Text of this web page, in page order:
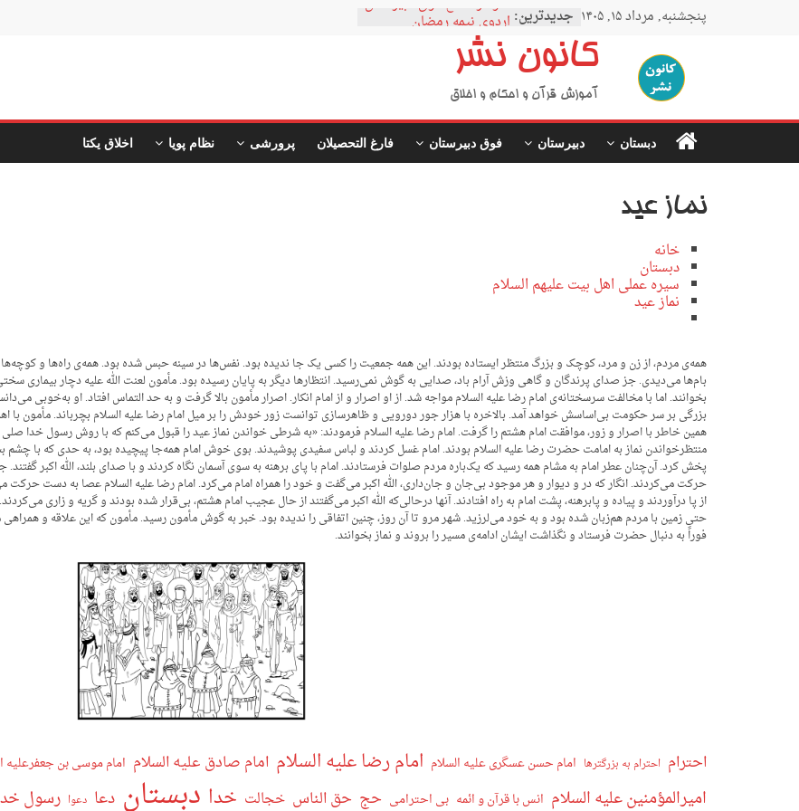
پنجشنبه, مرداد ۱۵, ۱۴۰۵ جدیدترین: نمودار مقطع فوق دبیرستان
اردوی نیمه رمضان
اردوی نیمه شعبان
اردوی غدیر
اردوی محرم
کانون نشر
آموزش قرآن و احکام و اخلاق
دبستان دبیرستان فوق دبیرستان فارغ التحصیلان پرورشی نظام پویا اخلاق یکتا
نماز عید
خانه
دبستان
سیره عملی اهل بیت علیهم السلام
نماز عید
همه‌ی مردم، از زن و مرد، کوچک و بزرگ منتظر ایستاده بودند. این همه جمعیت را کسی یک جا ندیده بود. نفس‌ها در سینه حبس شده بود. همه‌ی راه‌ها و
بام‌ها می‌دیدی. جز صدای پرندگان و گاهی وزش آرام باد، صدایی به گوش نمی‌رسید. انتظارها دیگر به پایان رسیده بود. مأمون لعنت الله علیه دچار بیماری
بخوانند. اما با مخالفت سرسختانه‌ی امام رضا علیه السلام مواجه شد. از او اصرار و از امام انکار. اصرار مأمون بالا گرفت و به حد التماس افتاد. او به‌خوبی
بزرگی بر سر حکومت بی‌اساسش خواهد آمد. بالاخره با هزار جور دورویی و ظاهرسازی توانست زور خودش را بر میل امام رضا علیه السلام بچرباند. مأمون
همین خاطر با اصرار و زور، موافقت امام هشتم را گرفت. امام رضا علیه السلام فرمودند: «به شرطی خواندن نماز عید را قبول می‌کنم که با روش رسول خدا صلی
منتظرخواندن نماز به امامت حضرت رضا علیه السلام بودند. امام غسل کردند و لباس سفیدی پوشیدند. بوی خوش امام همه‌جا پیچیده بود، به حدی که با چشم
پخش کرد. آن‌چنان عطر امام به مشام همه رسید که یک‌باره مردم صلوات فرستادند. امام با پای برهنه به سوی آسمان نگاه کردند و با صدای بلند، الله اکبر
حرکت می‌کردند. انگار که در و دیوار و هر موجود بی‌جان و جان‌داری، الله اکبر می‌گفت و خود را همراه امام می‌کرد. امام رضا علیه السلام عصا به دست
از پا درآوردند و پیاده و پابرهنه، پشت امام به راه افتادند. آنها درحالی‌که الله اکبر می‌گفتند از حال عجیب امام هشتم، بی‌قرار شده بودند و گریه و زاری
حتی زمین با مردم هم‌زبان شده بود و به خود می‌لرزید. شهر مرو تا آن روز، چنین اتفاقی را ندیده بود. خبر به گوش مأمون رسید. مأمون که این علاقه و
فوراً به دنبال حضرت فرستاد و نگذاشت ایشان ادامه‌ی مسیر را بروند و نماز بخوانند.
احترام احترام به بزرگترها امام حسن عسگری علیه السلام امام رضا علیه السلام امام صادق علیه السلام امام موسی بن جعفرعلیه
امیرالمؤمنین علیه السلام انس با قرآن و ائمه بی احترامی حج حق الناس خجالت خدا دبستان دعا دعوا رسول